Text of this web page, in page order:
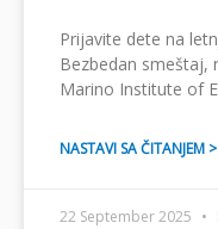
Prijavite dete na
Bezbedan smeštaj,
Marino Institute of
NASTAVI SA ČITANJEM
22 September 2025